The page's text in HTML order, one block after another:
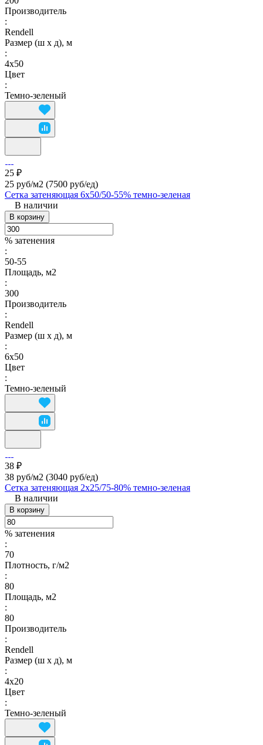
Производитель
:
Rendell
Размер (ш х д), м
:
4х50
Цвет
:
Темно-зеленый
25 ₽
25 руб/м2 (7500 руб/eд)
Сетка затеняющая 6х50/50-55% темно-зеленая
В наличии
В корзину
% затенения
:
50-55
Площадь, м2
:
300
Производитель
:
Rendell
Размер (ш х д), м
:
6х50
Цвет
:
Темно-зеленый
38 ₽
38 руб/м2 (3040 руб/eд)
Сетка затеняющая 2х25/75-80% темно-зеленая
В наличии
В корзину
% затенения
:
70
Плотность, г/м2
:
80
Площадь, м2
:
80
Производитель
:
Rendell
Размер (ш х д), м
:
4х20
Цвет
:
Темно-зеленый